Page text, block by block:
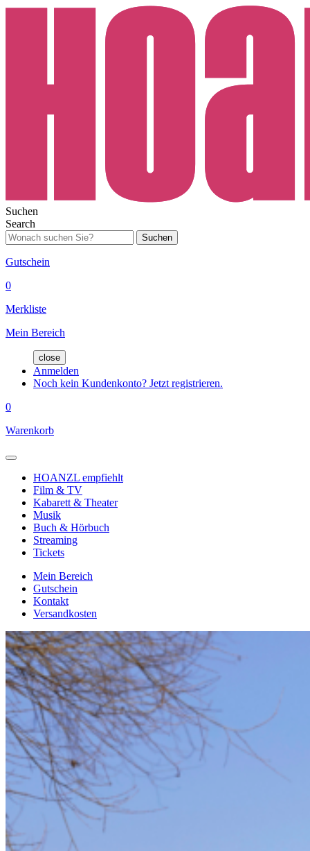
Suchen
Search
Suchen
Gutschein
0
Merkliste
Mein Bereich
close
Anmelden
Noch kein Kundenkonto? Jetzt registrieren.
0
Warenkorb
HOANZL empfiehlt
Film & TV
Kabarett & Theater
Musik
Buch & Hörbuch
Streaming
Tickets
Mein Bereich
Gutschein
Kontakt
Versandkosten